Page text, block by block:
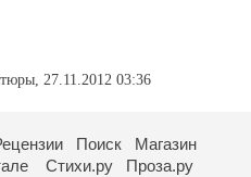
27.11.2012 03:36
Поиск
Магазин
Стихи.ру Проза.ру